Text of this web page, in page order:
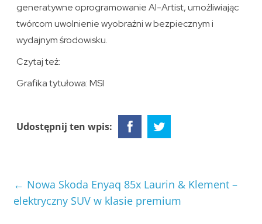
generatywne oprogramowanie AI-Artist, umożliwiając
twórcom uwolnienie wyobraźni w bezpiecznym i
wydajnym środowisku.
Czytaj też:
Grafika tytułowa: MSI
Udostępnij ten wpis:
← Nowa Skoda Enyaq 85x Laurin & Klement –
elektryczny SUV w klasie premium